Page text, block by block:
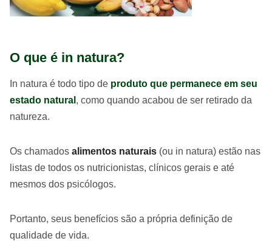
O que é in natura?
In natura é todo tipo de produto que permanece em seu
estado natural , como quando acabou de ser retirado da
natureza.
Os chamados alimentos naturais (ou in natura) estão nas
listas de todos os nutricionistas, clínicos gerais e até
mesmos dos psicólogos.
Portanto, seus benefícios são a própria definição de
qualidade de vida.